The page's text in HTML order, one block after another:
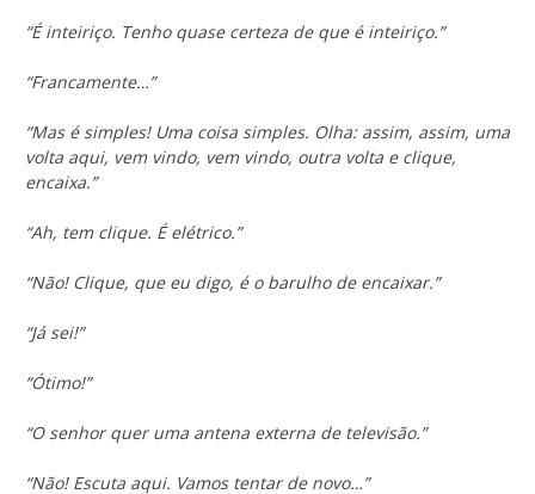
“É inteiriço. Tenho quase certeza de que é inteiriço.”
“Francamente…”
“Mas é simples! Uma coisa simples. Olha: assim, assim, uma
volta aqui, vem vindo, vem vindo, outra volta e clique,
encaixa.”
“Ah, tem clique. É elétrico.”
“Não! Clique, que eu digo, é o barulho de encaixar.”
“Já sei!”
“Ótimo!”
“O senhor quer uma antena externa de televisão.”
“Não! Escuta aqui. Vamos tentar de novo…”